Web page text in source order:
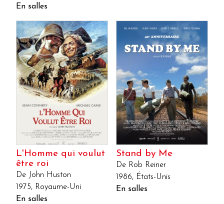
En salles
L'Homme qui voulut
être roi
De John Huston
1975, Royaume-Uni
En salles
Stand by Me
De Rob Reiner
1986, États-Unis
En salles